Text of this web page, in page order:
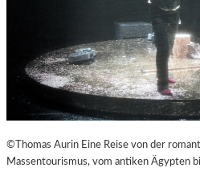
©Thomas Aurin Eine Reise von der
Massentourismus, vom antiken Ägypten